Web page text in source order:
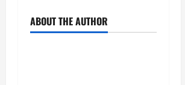
ABOUT THE AUTHOR